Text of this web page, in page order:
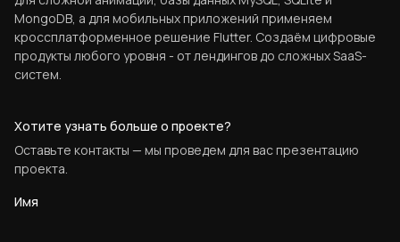
MongoDB, а для мобильных приложений применяем
кроссплатформенное решение Flutter. Создаём цифровые
продукты любого уровня - от лендингов до сложных SaaS-
систем.
Хотите узнать больше о проекте?
Оставьте контакты — мы проведем для вас презентацию
проекта.
Имя